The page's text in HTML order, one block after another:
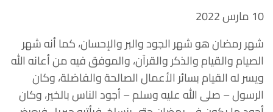
10 مارس 2022
شهر رمضان هو شهر الجود والبر والإحسان، كما أنه شهر
الصيام والقيام والذكر والقرآن، والموفق فيه من أعانه الله
ويسر له القيام بسائر الأعمال الصالحة والفاضلة، وكان
الرسول – صلى الله عليه وسلم – أجود الناس بالخير، وكان